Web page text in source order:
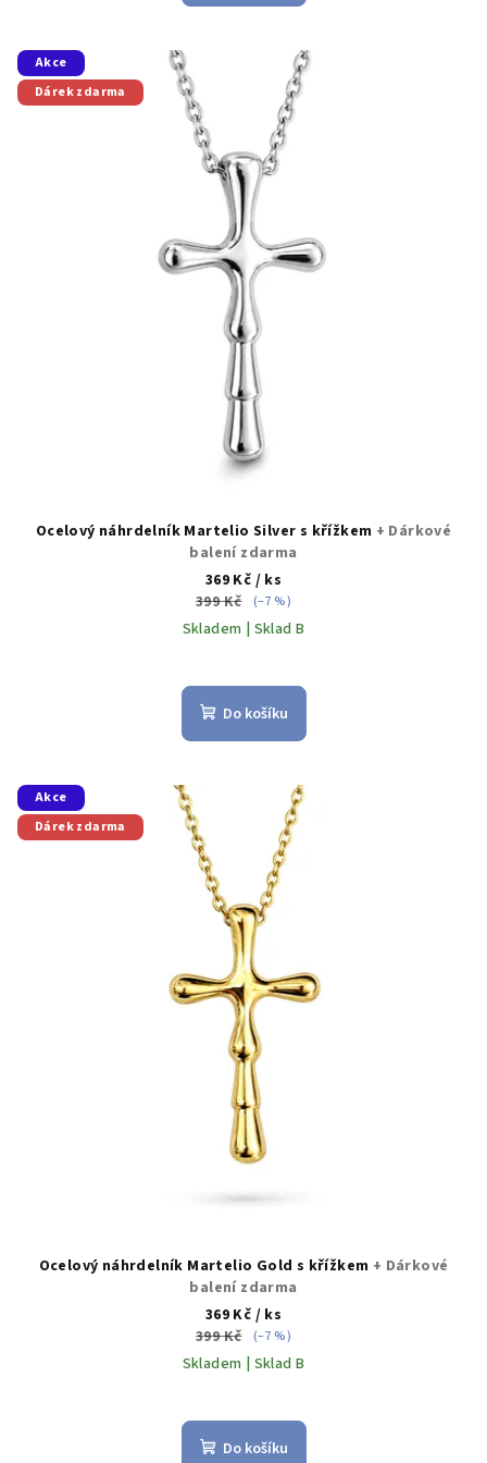
Akce
Dárek zdarma
Ocelový náhrdelník Martelio Silver s křížkem + Dárkové
balení zdarma
369 Kč / ks
399 Kč
(–7 %)
Skladem | Sklad B
Do košíku
Akce
Dárek zdarma
Ocelový náhrdelník Martelio Gold s křížkem + Dárkové
balení zdarma
369 Kč / ks
399 Kč
(–7 %)
Skladem | Sklad B
Do košíku